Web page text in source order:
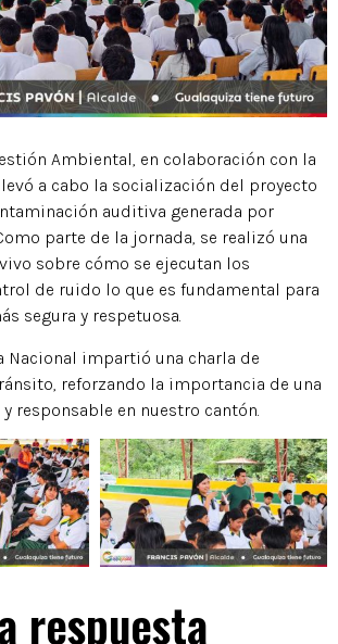
Ambiental, en colaboración con la
a cabo la socialización del proyecto
auditiva generada por
parte de la jornada, se realizó una
sobre cómo se ejecutan los
de ruido lo que es fundamental para
segura y respetuosa.
Nacional impartió una charla de
reforzando la importancia de una
responsable en nuestro cantón.
respuesta